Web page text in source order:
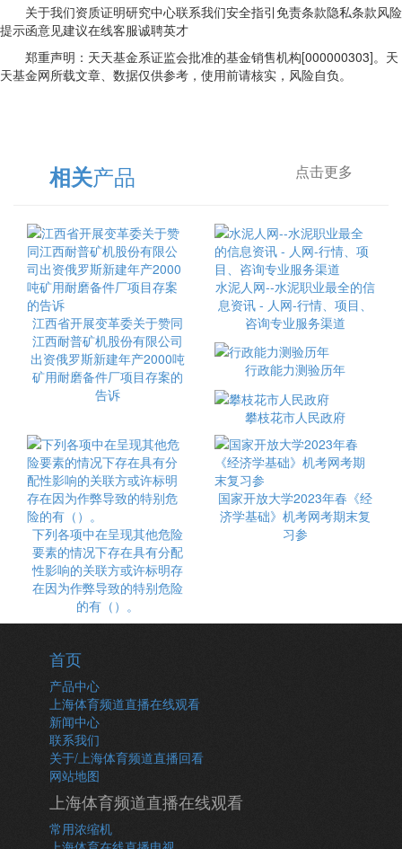
关于我们资质证明研究中心联系我们安全指引免责条款隐私条款风险
提示函意见建议在线客服诚聘英才
郑重声明：天天基金系证监会批准的基金销售机构[000000303]。天
天基金网所载文章、数据仅供参考，使用前请核实，风险自负。
相关产品 点击更多
江西省开展变革委关于赞同
江西耐普矿机股份有限公司
出资俄罗斯新建年产2000吨
矿用耐磨备件厂项目存案的
告诉
水泥人网--水泥职业最全的信
息资讯 - 人网-行情、项目、
咨询专业服务渠道
行政能力测验历年
攀枝花市人民政府
下列各项中在呈现其他危险
要素的情况下存在具有分配
性影响的关联方或许标明存
在因为作弊导致的特别危险
的有（）。
国家开放大学2023年春《经
济学基础》机考网考期末复
习参
首页
产品中心
上海体育频道直播在线观看
新闻中心
联系我们
关于/上海体育频道直播回看
网站地图
上海体育频道直播在线观看
常用浓缩机